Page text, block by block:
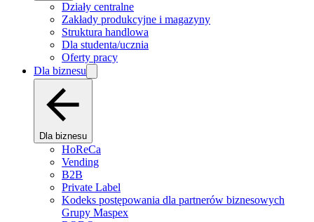
Działy centralne
Zakłady produkcyjne i magazyny
Struktura handlowa
Dla studenta/ucznia
Oferty pracy
Dla biznesu
Dla biznesu
HoReCa
Vending
B2B
Private Label
Kodeks postępowania dla partnerów biznesowych
Grupy Maspex